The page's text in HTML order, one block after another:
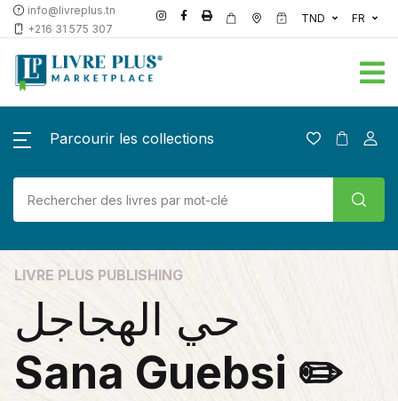
info@livreplus.tn
+216 31 575 307
TND FR
Parcourir les collections
LIVRE PLUS PUBLISHING
حي الهجاجل
Sana Guebsi ✏️